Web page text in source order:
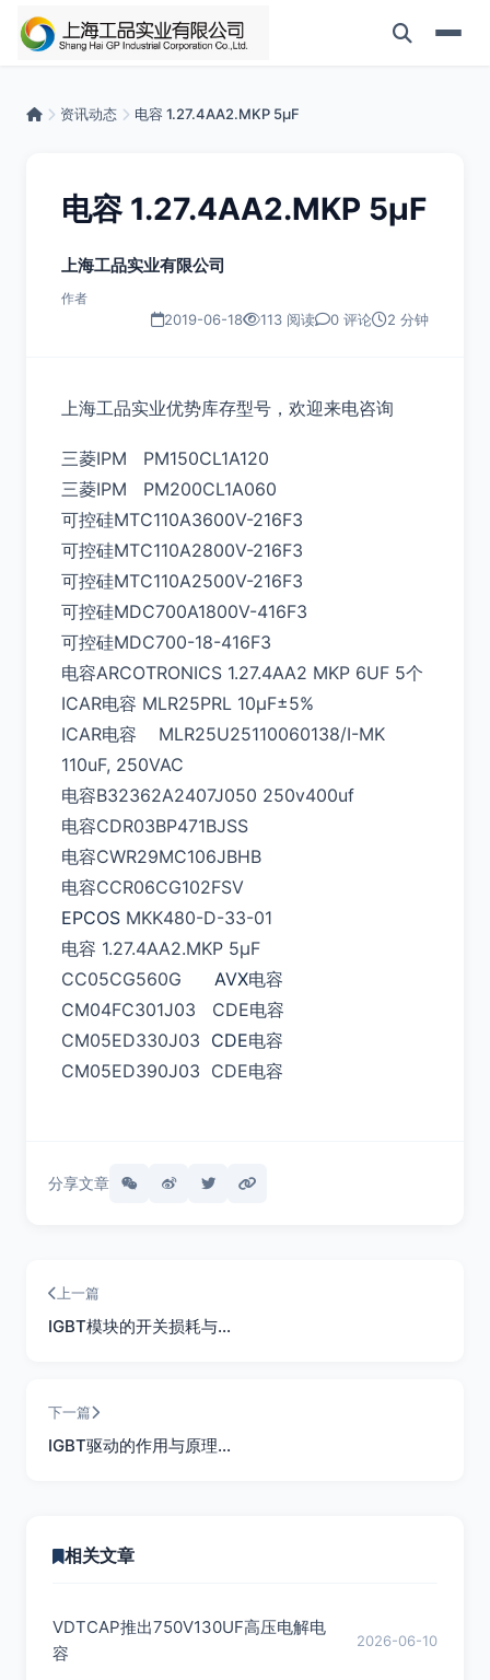
资讯动态 电容 1.27.4AA2.MKP 5μF
电容 1.27.4AA2.MKP 5μF
上海工品实业有限公司
作者
2019-06-18 113 阅读 0 评论 2 分钟
上海工品实业优势库存型号，欢迎来电咨询
三菱IPM PM150CL1A120
三菱IPM PM200CL1A060
可控硅MTC110A3600V-216F3
可控硅MTC110A2800V-216F3
可控硅MTC110A2500V-216F3
可控硅MDC700A1800V-416F3
可控硅MDC700-18-416F3
电容ARCOTRONICS 1.27.4AA2 MKP 6UF 5个
ICAR电容 MLR25PRL 10μF±5%
ICAR电容 MLR25U25110060138/I-MK
110uF, 250VAC
电容B32362A2407J050 250v400uf
电容CDR03BP471BJSS
电容CWR29MC106JBHB
电容CCR06CG102FSV
EPCOS MKK480-D-33-01
电容 1.27.4AA2.MKP 5μF
CC05CG560G AVX电容
CM04FC301J03 CDE电容
CM05ED330J03 CDE电容
CM05ED390J03 CDE电容
分享文章
上一篇
IGBT模块的开关损耗与…
下一篇
IGBT驱动的作用与原理…
相关文章
VDTCAP推出750V130UF高压电解电
容
2026-06-10